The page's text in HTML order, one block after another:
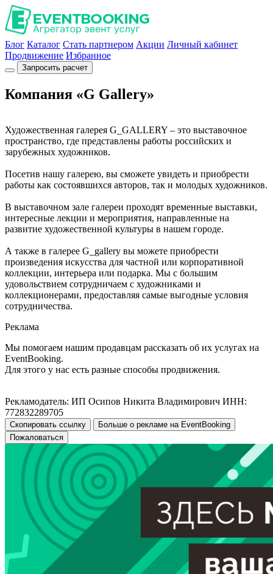
Блог Каталог Стать партнером Акции Личный кабинет
Продвижение Избранное
Запросить расчет
Компания «G Gallery»
Художественная галерея G_GALLERY – это выставочное
пространство, где представлены работы российских и
зарубежных художников.
Посетив нашу галерею, вы сможете увидеть и приобрести
работы как состоявшихся авторов, так и молодых художников.
В выставочном зале галереи проходят временные выставки,
интересные лекции и мероприятия, направленные на
развитие художественной культуры в нашем городе.
А также в галерее G_gallery вы можете приобрести
произведения искусства для частной или корпоративной
коллекции, интерьера или подарка. Мы с большим
удовольствием сотрудничаем с художниками и
коллекционерами, предоставляя самые выгодные условия
сотрудничества.
Реклама
Мы помогаем нашим продавцам рассказать об их услугах на
EventBooking.
Для этого у нас есть разные способы продвижения.
Рекламодатель: ИП Осипов Никита Владимирович ИНН:
772832289705
Скопировать ссылку
Больше о рекламе на EventBooking
Пожаловаться